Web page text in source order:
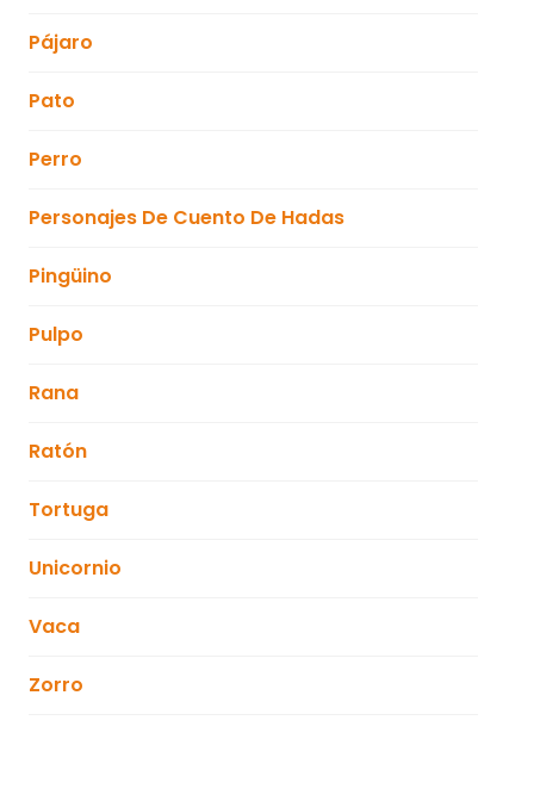
Pájaro
Pato
Perro
Personajes De Cuento De Hadas
Pingüino
Pulpo
Rana
Ratón
Tortuga
Unicornio
Vaca
Zorro